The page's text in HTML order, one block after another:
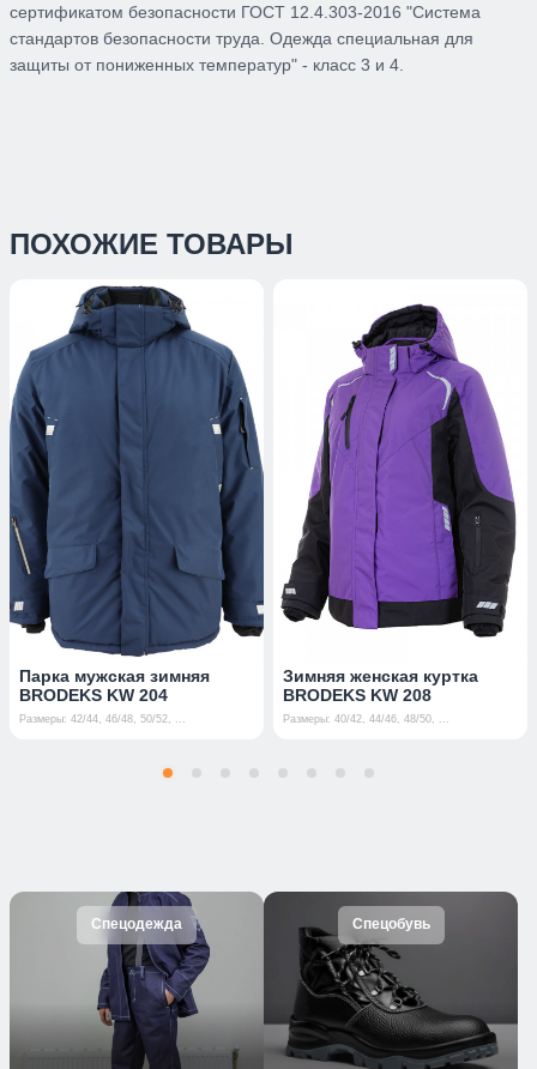
сертификатом безопасности ГОСТ 12.4.303-2016 "Система
стандартов безопасности труда. Одежда специальная для
защиты от пониженных температур" - класс 3 и 4.
ПОХОЖИЕ ТОВАРЫ
Парка мужская зимняя
BRODEKS KW 204
Размеры: 42/44, 46/48, 50/52, ...
Зимняя женская куртка
BRODEKS KW 208
Размеры: 40/42, 44/46, 48/50, ...
Спецодежда Спецобувь